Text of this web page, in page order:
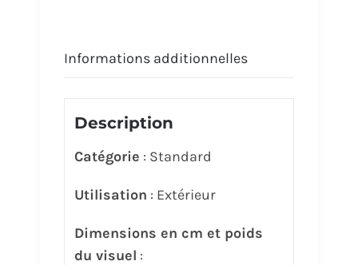
Informations additionnelles
Description
Catégorie : Standard
Utilisation : Extérieur
Dimensions en cm et poids
du visuel :